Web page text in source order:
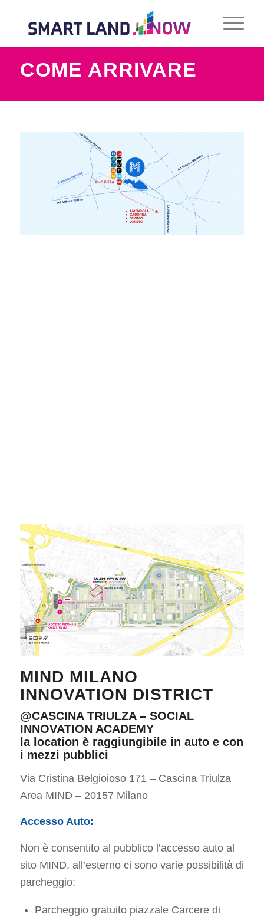
COME ARRIVARE
MIND MILANO
INNOVATION DISTRICT
@CASCINA TRIULZA – SOCIAL
INNOVATION ACADEMY
la location è raggiungibile in auto e con
i mezzi pubblici
Via Cristina Belgioioso 171 – Cascina Triulza
Area MIND – 20157 Milano
Accesso Auto:
Non è consentito al pubblico l’accesso auto al
sito MIND, all’esterno ci sono varie possibilità di
parcheggio:
Parcheggio gratuito piazzale Carcere di